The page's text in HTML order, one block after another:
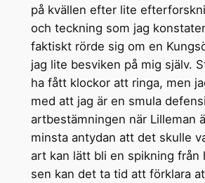
på kvällen efter lite
och teckning som jag
faktiskt rörde sig om en
jag lite besviken på mig själv.
ha fått klockor att ringa, men
med att jag är en smula
artbestämningen när Lilleman
minsta antydan att det skulle
art kan lätt bli en spikning från
sen kan det ta tid att förklara